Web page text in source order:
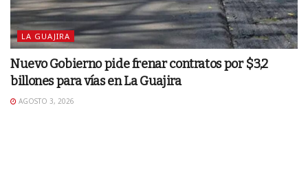
LA GUAJIRA
Nuevo Gobierno pide frenar contratos por $3,2
billones para vías en La Guajira
AGOSTO 3, 2026